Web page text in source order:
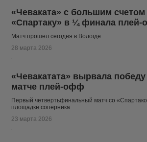
«Чеваката» с большим счетом
«Спартаку» в ¼ финала
Матч прошел сегодня в Вологде
28 марта 2026
«Чевакатата» вырвала
матче плей-офф
Первый четвертьфинальный матч со
площадке соперника
23 марта 2026